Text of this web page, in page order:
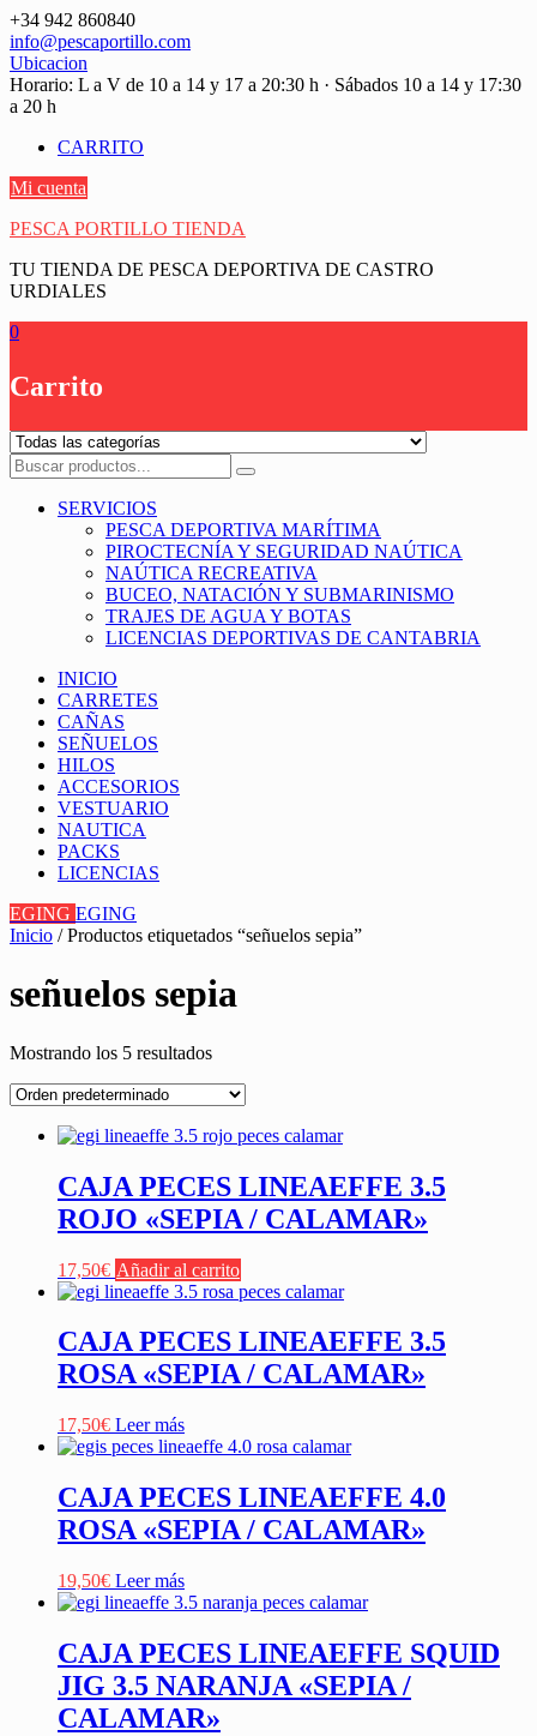
Saltar
contenido
+34 942 860840
info@pescaportillo.com
Ubicacion
Horario: L a V de 10 a 14 y 17 a 20:30 h · Sábados 10 a 14 y 17:30
a 20 h
CARRITO
Mi cuenta
PESCA PORTILLO TIENDA
TU TIENDA DE PESCA DEPORTIVA DE CASTRO
URDIALES
0
Carrito
SERVICIOS
PESCA DEPORTIVA MARÍTIMA
PIROCTECNÍA Y SEGURIDAD NAÚTICA
NAÚTICA RECREATIVA
BUCEO, NATACIÓN Y SUBMARINISMO
TRAJES DE AGUA Y BOTAS
LICENCIAS DEPORTIVAS DE CANTABRIA
INICIO
CARRETES
CAÑAS
SEÑUELOS
HILOS
ACCESORIOS
VESTUARIO
NAUTICA
PACKS
LICENCIAS
EGING EGING
Inicio / Productos etiquetados “señuelos sepia”
señuelos sepia
Mostrando los 5 resultados
CAJA PECES LINEAEFFE 3.5
ROJO «SEPIA / CALAMAR»
17,50€ Añadir al carrito
CAJA PECES LINEAEFFE 3.5
ROSA «SEPIA / CALAMAR»
17,50€ Leer más
CAJA PECES LINEAEFFE 4.0
ROSA «SEPIA / CALAMAR»
19,50€ Leer más
CAJA PECES LINEAEFFE SQUID
JIG 3.5 NARANJA «SEPIA /
CALAMAR»